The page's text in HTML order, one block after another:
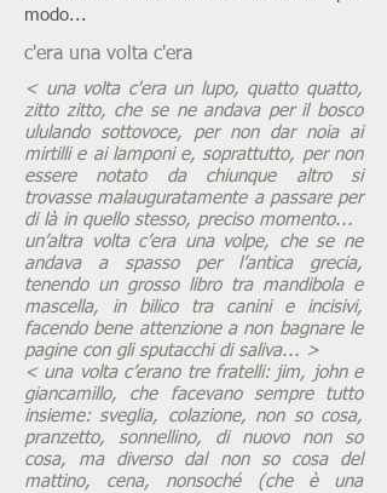
modo...
c'era una volta c'era
< una volta c'era un lupo, quatto quatto,
zitto zitto, che se ne andava per il bosco
ululando sottovoce, per non dar noia ai
mirtilli e ai lamponi e, soprattutto, per non
essere notato da chiunque altro si
trovasse malauguratamente a passare per
di là in quello stesso, preciso momento...
un’altra volta c’era una volpe, che se ne
andava a spasso per l’antica grecia,
tenendo un grosso libro tra mandibola e
mascella, in bilico tra canini e incisivi,
facendo bene attenzione a non bagnare le
pagine con gli sputacchi di saliva... >
< una volta c’erano tre fratelli: jim, john e
giancamillo, che facevano sempre tutto
insieme: sveglia, colazione, non so cosa,
pranzetto, sonnellino, di nuovo non so
cosa, ma diverso dal non so cosa del
mattino, cena, nonsoché (che è una